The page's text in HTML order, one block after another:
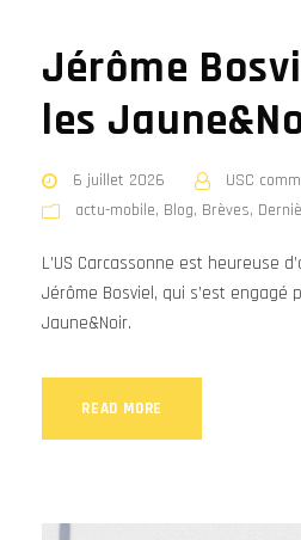
Jérôme
les
6 juillet 2026
USC
actu-mobile, Blog, Brèves,
L’US Carcassonne est heureuse
Jérôme Bosviel, qui s’est engagé
Jaune&Noir.
READ MORE